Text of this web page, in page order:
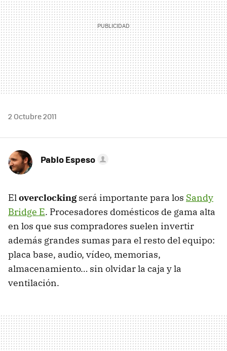
2 Octubre 2011
Pablo Espeso
Eloverclockingserá importante para los Sandy
Bridge E. Procesadores domésticos de gama alta
en los que sus compradores suelen invertir
además grandes sumas para el resto del equipo:
placa base, audio, vídeo, memorias,
almacenamiento… sin olvidar la caja y la
ventilación.